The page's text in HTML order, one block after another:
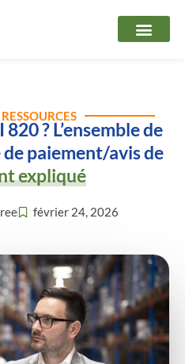
820 ? L’ensemble de
paiement/avis de
expliqué
février 24, 2026